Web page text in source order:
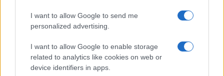
I want to allow Google to send me
personalized advertising.
I want to allow Google to enable storage
related to analytics like cookies on web or
device identifiers in apps.
diffusion TV Colomiers Beziers
verra s'affronter Colomierset Beziers
, et aura lieu
Vendredi 20 Février à 19h30. Pour vous procurer des
places Colomiers Beziers